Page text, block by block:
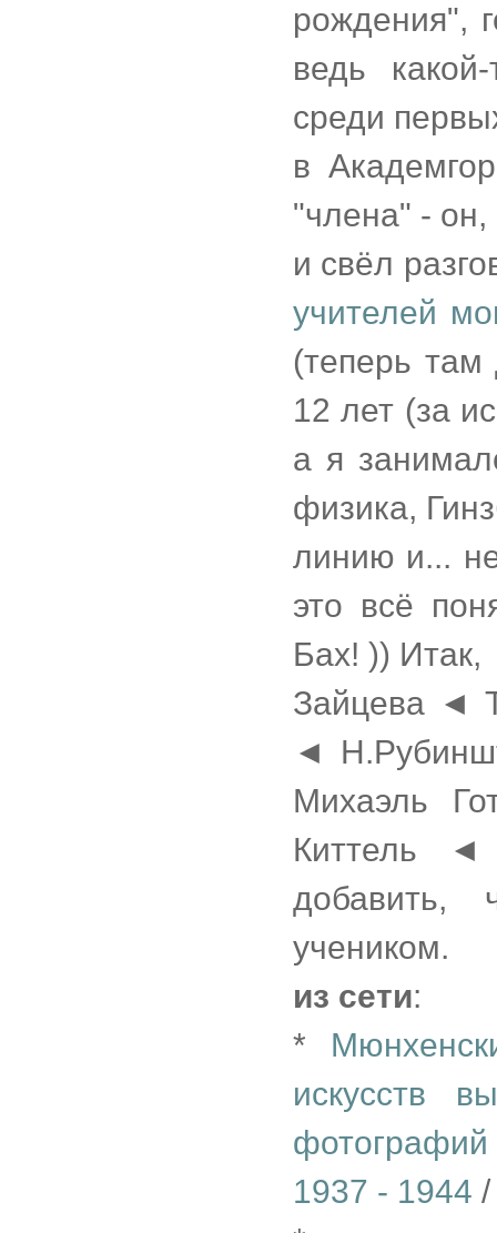
рождения",
ведь
среди
в
"члена" -
и свёл
учителей
(теперь
12 лет (за
а я
физика,
линию и...
это всё
Бах! )) Итак,
Зайцева ◄
◄
Михаэль
Киттель
учеником.
из сети:
*
искусств
1937 - 1944